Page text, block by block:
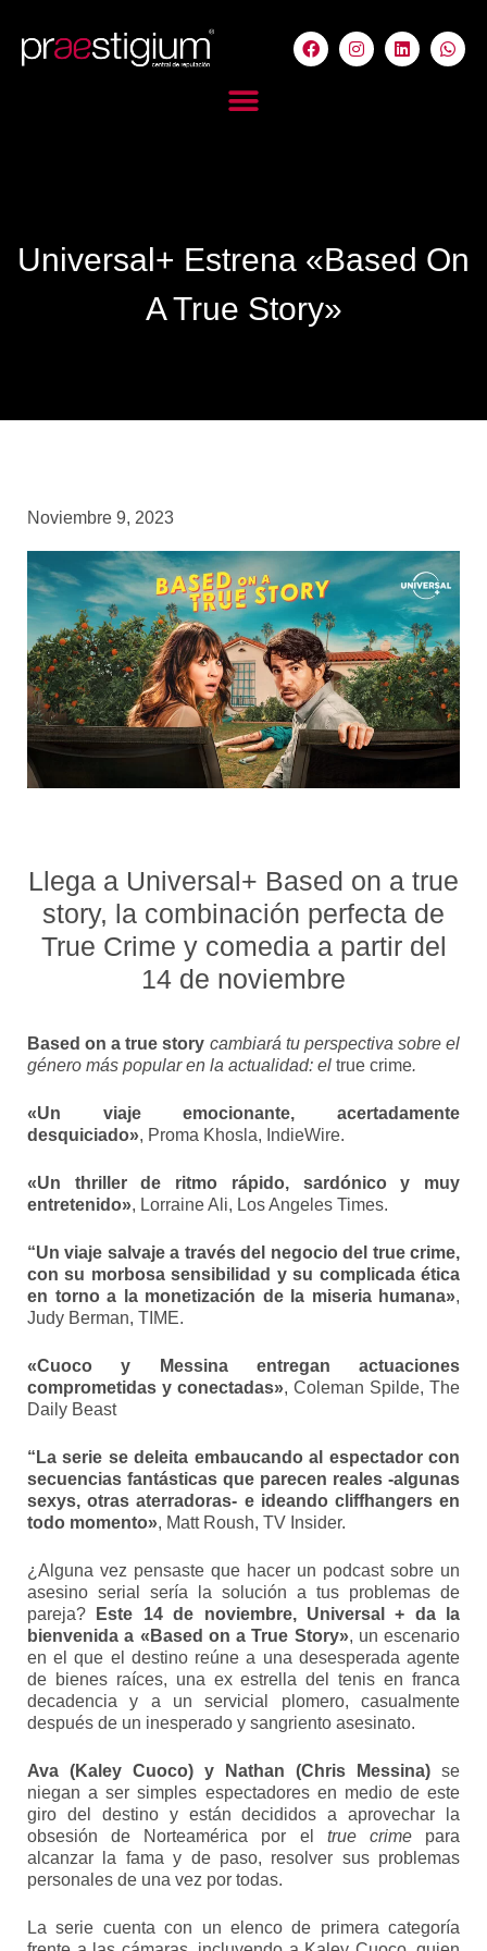
Universal+ Estrena «Based On
A True Story»
Noviembre 9, 2023
Llega a Universal+ Based on a true
story, la combinación perfecta de
True Crime y comedia a partir del
14 de noviembre
Based on a true story cambiará tu perspectiva sobre el
género más popular en la actualidad: el true crime.
«Un viaje emocionante, acertadamente
desquiciado», Proma Khosla, IndieWire.
«Un thriller de ritmo rápido, sardónico y muy
entretenido», Lorraine Ali, Los Angeles Times.
“Un viaje salvaje a través del negocio del true crime,
con su morbosa sensibilidad y su complicada ética
en torno a la monetización de la miseria humana»,
Judy Berman, TIME.
«Cuoco y Messina entregan actuaciones
comprometidas y conectadas», Coleman Spilde, The
Daily Beast
“La serie se deleita embaucando al espectador con
secuencias fantásticas que parecen reales -algunas
sexys, otras aterradoras- e ideando cliffhangers en
todo momento», Matt Roush, TV Insider.
¿Alguna vez pensaste que hacer un podcast sobre un
asesino serial sería la solución a tus problemas de
pareja?
Este 14 de noviembre, Universal + da la
bienvenida a «Based on a True Story», un escenario
en el que el destino reúne a una desesperada agente
de bienes raíces, una ex estrella del tenis en franca
decadencia y a un servicial plomero, casualmente
después de un inesperado y sangriento asesinato.
Ava (Kaley Cuoco) y Nathan (Chris Messina) se
niegan a ser simples espectadores en medio de este
giro del destino y están decididos a aprovechar la
obsesión de Norteamérica por el true crimepara
alcanzar la fama y de paso, resolver sus problemas
personales de una vez por todas.
La serie cuenta con un elenco de primera categoría